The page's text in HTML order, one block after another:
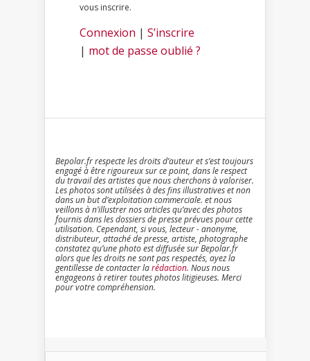
vous inscrire.
Connexion | S’inscrire
| mot de passe oublié ?
Bepolar.fr respecte les droits d’auteur et s’est toujours
engagé à être rigoureux sur ce point, dans le respect
du travail des artistes que nous cherchons à valoriser.
Les photos sont utilisées à des fins illustratives et non
dans un but d’exploitation commerciale. et nous
veillons à n’illustrer nos articles qu’avec des photos
fournis dans les dossiers de presse prévues pour cette
utilisation. Cependant, si vous, lecteur - anonyme,
distributeur, attaché de presse, artiste, photographe
constatez qu’une photo est diffusée sur Bepolar.fr
alors que les droits ne sont pas respectés, ayez la
gentillesse de contacter larédaction. Nous nous
engageons à retirer toutes photos litigieuses. Merci
pour votre compréhension.